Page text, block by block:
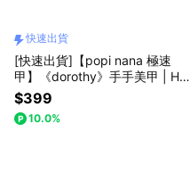
快速出貨
[快速出貨]【popi nana 極速
甲】《dorothy》手手美甲 | HN
-219 (盒裝 / 每款24片)
$399
10.0%